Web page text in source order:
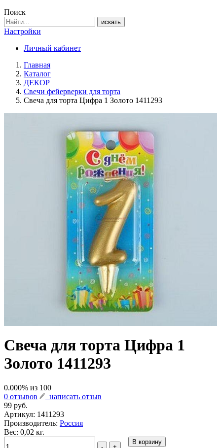
Поиск
искать
Настройки
Личный кабинет
Главная
Каталог
ДЕКОР
Свечи фейерверки для торта
Свеча для торта Цифра 1 Золото 1411293
Свеча для торта Цифра 1
Золото 1411293
0.000% из 100
0 отзывов
написать отзыв
99 руб.
Артикул: 1411293
Производитель: Россия
Вес: 0,02 кг.
В корзину